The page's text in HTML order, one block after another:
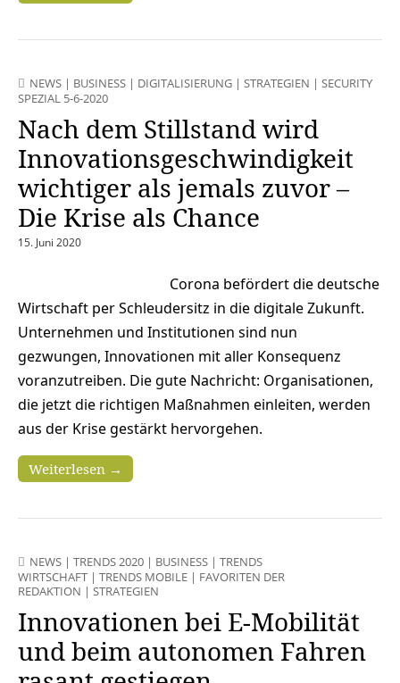
NEWS | BUSINESS | DIGITALISIERUNG | STRATEGIEN | SECURITY
SPEZIAL 5-6-2020
Nach dem Stillstand wird
Innovations­geschwindigkeit
wichtiger als jemals zuvor –
Die Krise als Chance
15. Juni 2020
Corona befördert die deutsche
Wirtschaft per Schleudersitz in die digitale Zukunft.
Unternehmen und Institutionen sind nun
gezwungen, Innovationen mit aller Konsequenz
voranzutreiben. Die gute Nachricht: Organisationen,
die jetzt die richtigen Maßnahmen einleiten, werden
aus der Krise gestärkt hervorgehen.
Weiterlesen →
NEWS | TRENDS 2020 | BUSINESS | TRENDS
WIRTSCHAFT | TRENDS MOBILE | FAVORITEN DER
REDAKTION | STRATEGIEN
Innovationen bei E-Mobilität
und beim autonomen Fahren